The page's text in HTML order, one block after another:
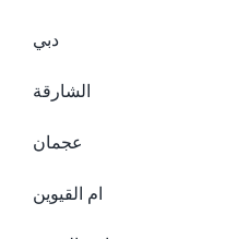
دبي
الشارقة
عجمان
ام القيوين